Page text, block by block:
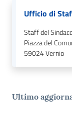
Ufficio di
Staff del
Piazza del
59024Vernio
Ultimo